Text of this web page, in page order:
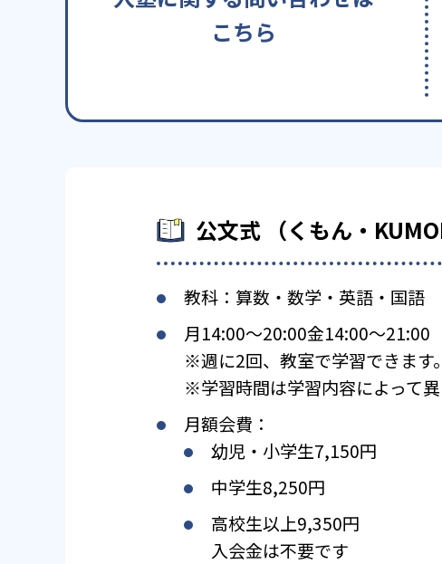
こちら
公文式 （くもん・
教科：算数・数学・英語・国語
月14:00〜20:00金14:00〜21:00
※週に2回、教室で学習できます。
※学習時間は学習内容によって
月額会費：
幼児・小学生7,150円
中学生8,250円
高校生以上9,350円
入会金は不要です